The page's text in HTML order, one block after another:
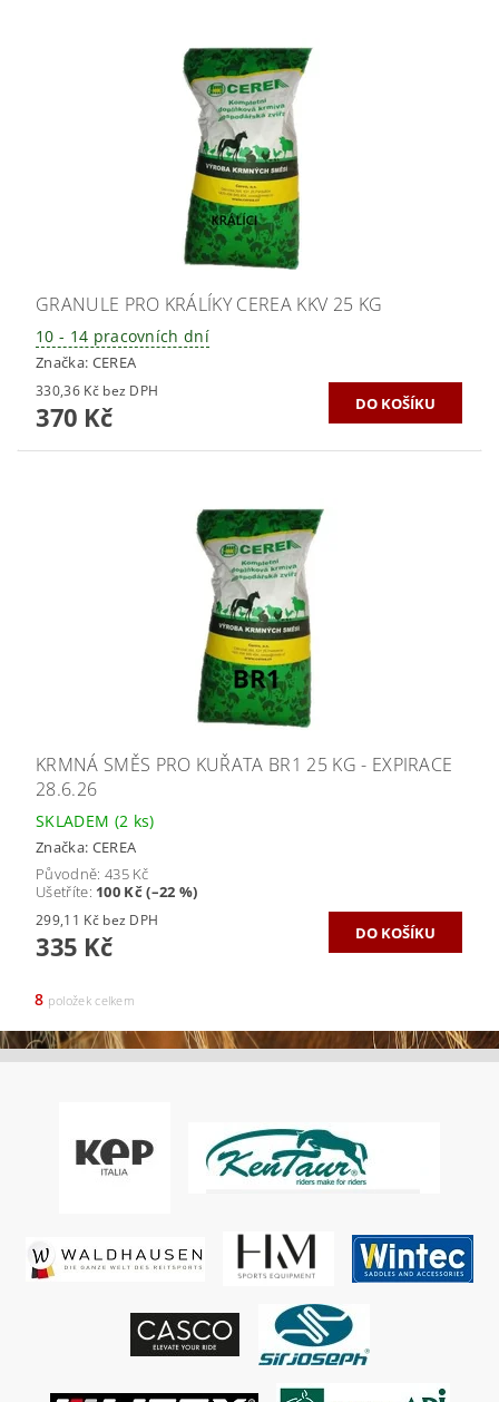
GRANULE PRO KRÁLÍKY CEREA KKV 25 KG
10 - 14 pracovních dní
Značka: CEREA
330,36 Kč bez DPH
370 Kč
KRMNÁ SMĚS PRO KUŘATA BR1 25 KG - EXPIRACE
28.6.26
SKLADEM (2 ks)
Značka: CEREA
Původně: 435 Kč
Ušetříte: 100 Kč (–22 %)
299,11 Kč bez DPH
335 Kč
8 položek celkem